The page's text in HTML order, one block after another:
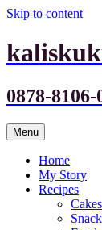
Skip to content
0878-
Menu
Home
My Story
Recipes
Cakes